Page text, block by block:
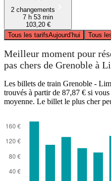
2 changements
7 h 53 min
103,20 €
Tous les tarifsAujourd’hui Tous
Meilleur moment pour
pas chers de Grenoble à
Les billets de train Grenoble -
trouvés à partir de 87,87 € si
moyenne. Le billet le plus cher